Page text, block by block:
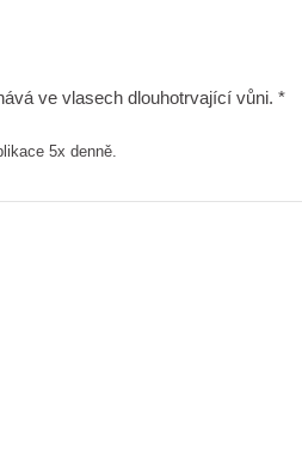
ve vlasech dlouhotrvající vůni. *
5x denně.